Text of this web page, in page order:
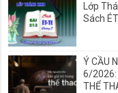
Lớp
Sách
Ý CẦU
6/2026:
THỂ